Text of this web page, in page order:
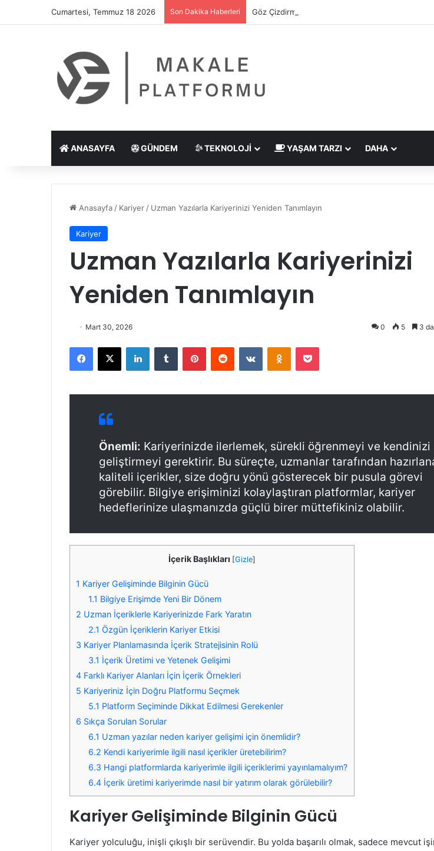
Cumartesi, Temmuz 18 2026 Son Dakika Haberleri Göz Çizdirme Eskide Kaldı: Görme Kusurlarının
ANASAYFA GÜNDEM TEKNOLOJI YAŞAM TARZI DAHA
Anasayfa/ Kariyer/ Uzman Yazılarla Kariyerinizi Yeniden Tanımlayın
Kariyer
Uzman Yazılarla Kariyerinizi
Yeniden Tanımlayın
Mart 30, 2026 0 5 3
Önemli: Kariyerinizde ilerlemek, sürekli öğrenmeyi ve kendinizi
geliştirmeyi gerektirir. Bu süreçte, uzmanlar tarafından
kaliteli içerikler, size doğru yönü gösterecek bir pusula görevi
görebilir. Bilgiye erişiminizi kolaylaştıran platformlar, kariyer
hedeflerinize ulaşmanızda güçlü birer müttefikiniz olabilir.
İçerik Başlıkları [Gizle]
1 Kariyer Gelişiminde Bilginin Gücü
1.1 Bilgiye Erişimde Yeni Bir Dönem
2 Uzman İçeriklerle Kariyerinizde Fark Yaratın
2.1 Özgün İçeriklerin Kariyer Etkisi
3 Kariyer Planlamasında İçerik Stratejisinin Rolü
3.1 İçerik Üretimi ve Yetenek Gelişimi
4 Farklı Kariyer Alanları İçin İçerik Örnekleri
5 Kariyeriniz İçin Doğru Platformu Seçmek
5.1 Platform Seçiminde Dikkat Edilmesi Gerekenler
6 Sıkça Sorulan Sorular
6.1 Uzman yazılar neden kariyer gelişimi için önemlidir?
6.2 Kendi kariyerimle ilgili nasıl içerikler üretebilirim?
6.3 Hangi platformlarda kariyerimle ilgili içeriklerimi yayınlamalıyım?
6.4 İçerik üretimi kariyerimde nasıl bir yatırım olarak görülebilir?
Kariyer Gelişiminde Bilginin Gücü
Kariyer yolculuğu, inişli çıkışlı bir serüvendir. Bu yolda başarılı olmak, sadece mevcut